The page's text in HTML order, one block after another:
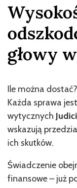
głowy
Ile można
Każda sprawa
wytycznych
wskazują
ich skutków.
Świadczenie
finansowe – już